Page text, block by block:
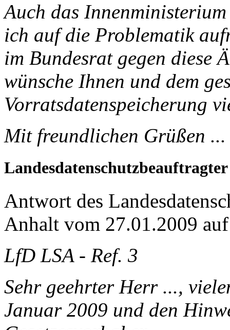
Auch das
ich auf die Problematik
im Bundesrat gegen diese
wünsche Ihnen und dem
Vorratsdatenspeicherung
Mit freundlichen Grüßen ...
Antwort des
Anhalt vom 27.01.2009
LfD LSA - Ref. 3
Sehr geehrter Herr ...,
Januar 2009 und den